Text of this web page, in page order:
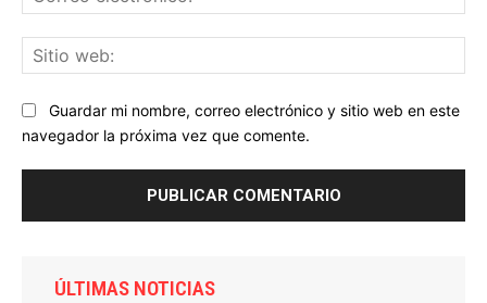
Guardar mi nombre, correo electrónico y sitio web en este
navegador la próxima vez que comente.
ÚLTIMAS NOTICIAS